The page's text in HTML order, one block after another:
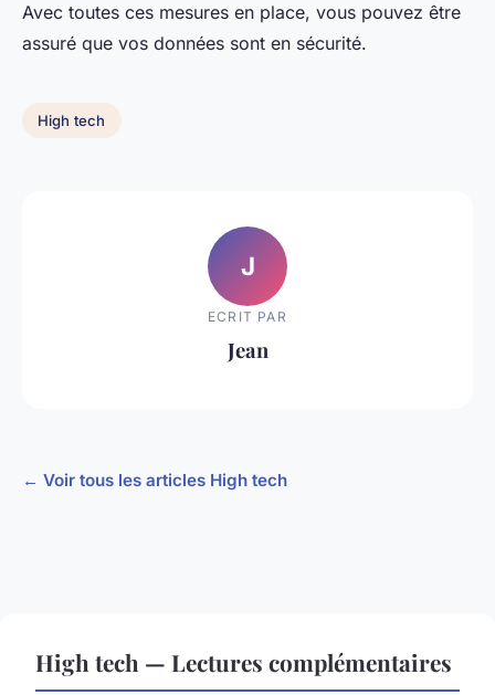
Avec toutes ces mesures en place, vous pouvez être
assuré que vos données sont en sécurité.
High tech
J
ECRIT PAR
Jean
← Voir tous les articles High tech
High tech — Lectures complémentaires